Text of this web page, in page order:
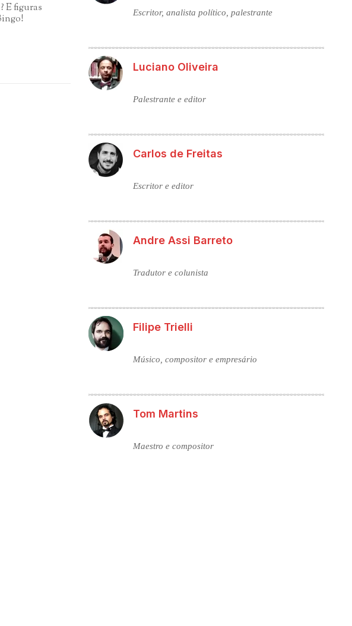
E figuras
Escritor, analista político, palestrante
Luciano Oliveira
Palestrante e editor
Carlos de Freitas
Escritor e editor
Andre Assi Barreto
Tradutor e colunista
Filipe Trielli
Músico, compositor e empresário
Tom Martins
Maestro e compositor